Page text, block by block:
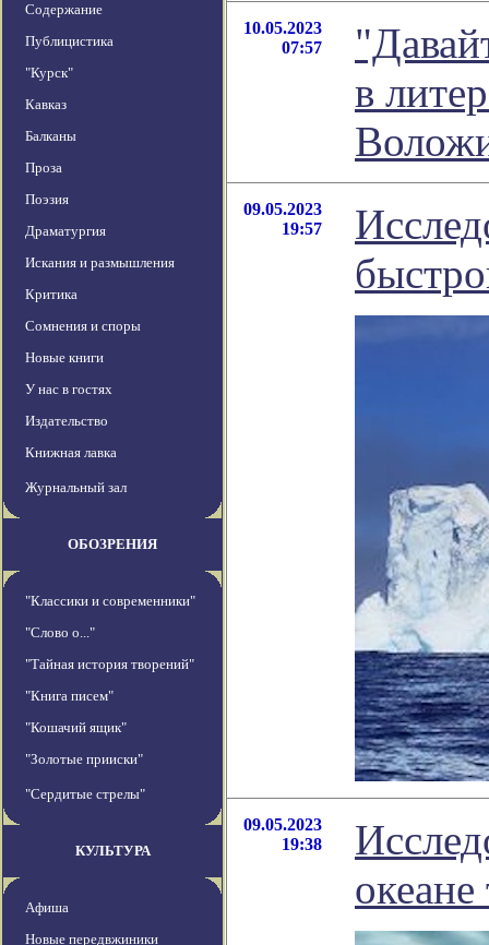
Содержание
Публицистика
"Курск"
Кавказ
Балканы
Проза
Поэзия
Драматургия
Искания и размышления
Критика
Сомнения и споры
Новые книги
У нас в гостях
Издательство
Книжная лавка
Журнальный зал
ОБОЗРЕНИЯ
"Классики и современники"
"Слово о..."
"Тайная история творений"
"Книга писем"
"Кошачий ящик"
"Золотые прииски"
"Сердитые стрелы"
КУЛЬТУРА
Афиша
Новые передвжиники
10.05.2023
07:57
в
09.05.2023
19:57
09.05.2023
19:38